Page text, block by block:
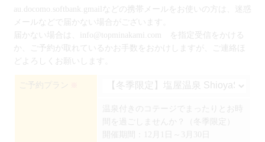
au.docomo.softbank.gmailなどの携帯メールをお使いの方は、迷惑
メールなどで届かない場合がございます。
届かない場合は、info@topminakami.com を指定受信をかける
か、ご予約が取れているかお手数をおかけしますが、ご連絡ほ
どよろしくお願いします。
ご予約プラン
温泉付きのコテージでまったりとお時
間を過ごしませんか？（冬季限定）
開催期間：12月1日～3月30日